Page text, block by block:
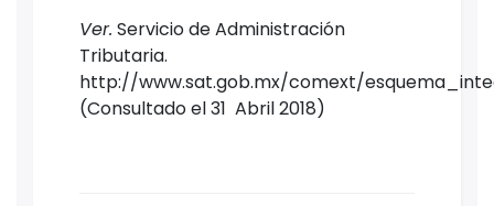
Ver. Servicio de Administración
Tributaria.
http://www.sat.gob.mx/comext/
(Consultado el 31 Abril 2018)